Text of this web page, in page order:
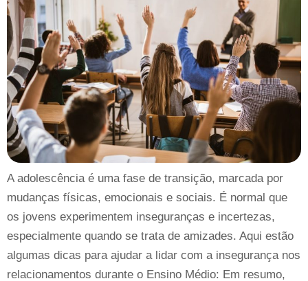
A adolescência é uma fase de transição, marcada por
mudanças físicas, emocionais e sociais. É normal que
os jovens experimentem inseguranças e incertezas,
especialmente quando se trata de amizades. Aqui estão
algumas dicas para ajudar a lidar com a insegurança nos
relacionamentos durante o Ensino Médio: Em resumo,